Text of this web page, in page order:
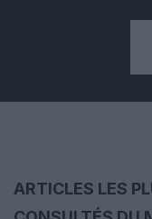
ARTICLES LES